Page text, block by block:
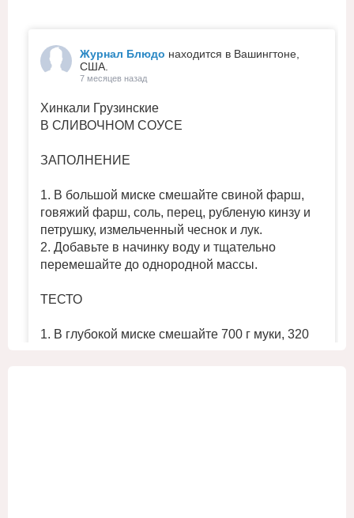
Журнал Блюдо находится в Вашингтоне,
США.
7 месяцев назад
Хинкали Грузинские
В СЛИВОЧНОМ СОУСЕ
ЗАПОЛНЕНИЕ
1. В большой миске смешайте свиной фарш,
говяжий фарш, соль, перец, рубленую кинзу и
петрушку, измельченный чеснок и лук.
2. Добавьте в начинку воду и тщательно
перемешайте до однородной массы.
ТЕСТО
1. В глубокой миске смешайте 700 г муки, 320